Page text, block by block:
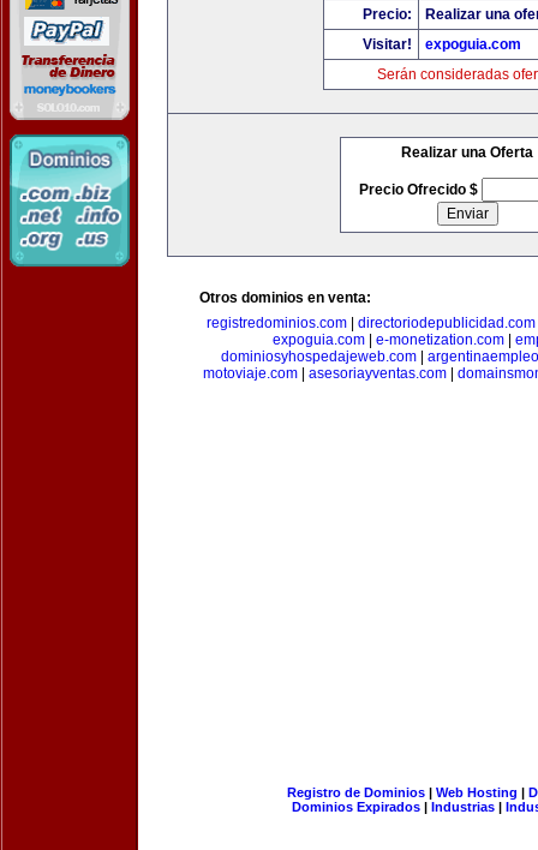
Precio:
Realizar una
Visitar!
expoguia.com
Serán consideradas
Realizar una Oferta
Precio Ofrecido $
Otros dominios en venta:
registredominios.com| directoriodepublicidad.com
expoguia.com| e-monetization.com|
dominiosyhospedajeweb.com
motoviaje.com
asesoriayventas.com
Registro de Dominios| Web Hosting |
Dominios Expirados | Industrias |